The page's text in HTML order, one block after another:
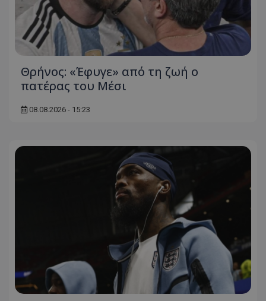
Θρήνος: «Έφυγε» από τη ζωή ο
πατέρας του Μέσι
08.08.2026 - 15:23